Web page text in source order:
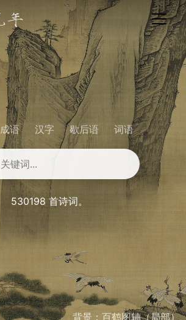
成语 汉字 歇后语 词语
530198 首诗词。
背景：百鹤图轴（局部）